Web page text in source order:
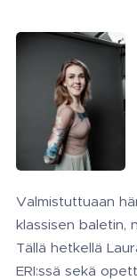
Valmistuttuaan
klassisen baletin,
Tällä hetkellä
ERI:ssä sekä